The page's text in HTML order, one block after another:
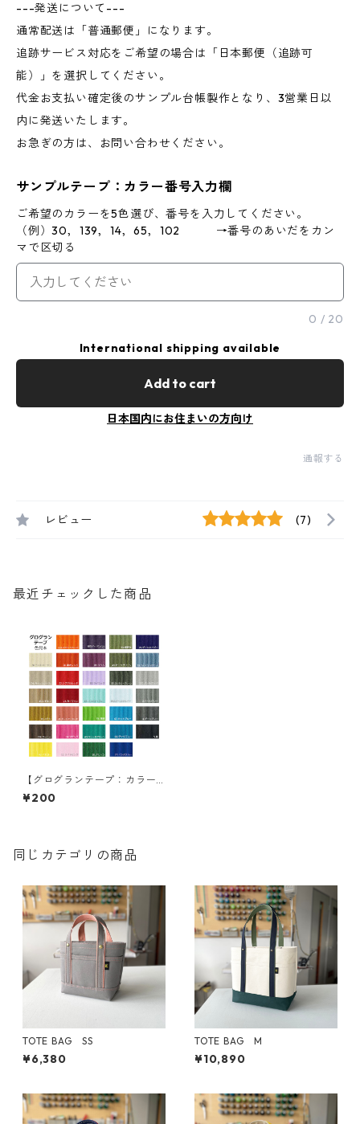
---発送について---
通常配送は「普通郵便」になります。
追跡サービス対応をご希望の場合は「日本郵便（追跡可
能）」を選択してください。
代金お支払い確定後のサンプル台帳製作となり、3営業日以
内に発送いたします。
お急ぎの方は、お問い合わせください。
サンプルテープ：カラー番号入力欄
ご希望のカラーを5色選び、番号を入力してください。
（例）30，139，14，65，102 →番号のあいだをカン
マで区切る
0 / 20
International shipping available
Add to cart
日本国内にお住まいの方向け
通報する
レビュー (7)
最近チェックした商品
【グログランテープ：カラー
サンプル】選べる5色
¥200
同じカテゴリの商品
TOTE BAG SS
¥6,380
TOTE BAG M
¥10,890